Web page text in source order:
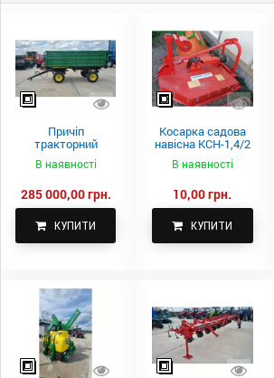
Причіп
тракторний
самоскидний
Spike 2 ПТС-4
В наявності
285 000,00 грн.
КУПИТИ
Косарка садова
навісна КСН-1,4/2
В наявності
10,00 грн.
КУПИТИ